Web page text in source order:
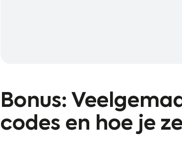
Bonus:
codes en hoe je